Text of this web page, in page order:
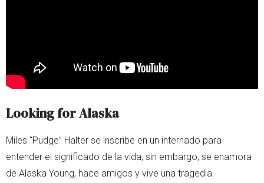
Looking for Alaska
Miles “Pudge” Halter se inscribe en un internado para
entender el significado de la vida, sin embargo, se enamora
de Alaska Young, hace amigos y vive una tragedia.